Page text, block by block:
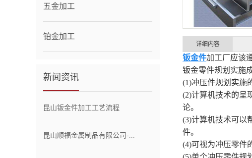
五金加工
铂金加工
新闻资讯
昆山钣金件加工工艺流程
昆山顺福金属制品有限公司-...
详细内容
钣金件加工厂应该
钣金零件规划实施
(1)冲压件规划实施
(2)计算机技术的呈
论。
(3)计算机技术可以
件。
(4)可视为冲压零件